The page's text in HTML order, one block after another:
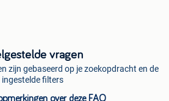
vragen
zijn gebaseerd op je zoekopdracht en de
ingestelde filters
over deze FAQ